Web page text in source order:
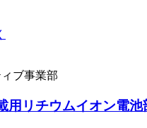
ブ事業部
用リチウムイオン電